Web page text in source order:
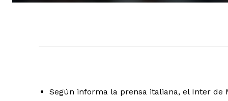
Según informa la prensa italiana, el Inter